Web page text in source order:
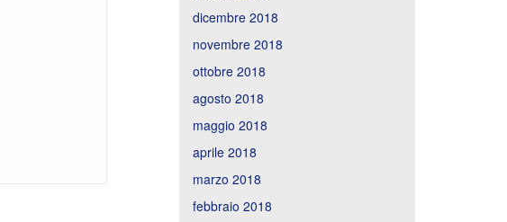
dicembre 2018
novembre 2018
ottobre 2018
agosto 2018
maggio 2018
aprile 2018
marzo 2018
febbraio 2018